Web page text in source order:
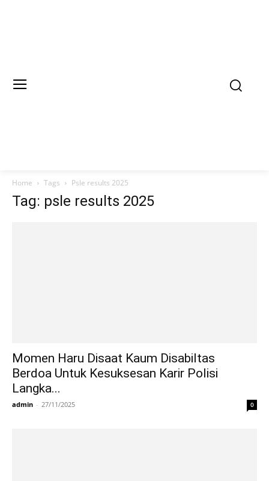
Home Tags Psle results 2025
Tag: psle results 2025
Momen Haru Disaat Kaum Disabiltas
Berdoa Untuk Kesuksesan Karir Polisi
Langka...
admin - 27/11/2025 0